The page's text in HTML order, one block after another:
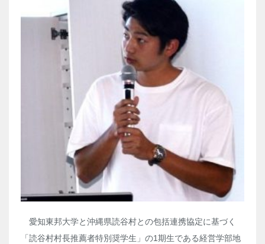
愛知東邦大学と沖縄県読谷村との包括連携協定に基づく
「読谷村村長推薦者特別奨学生」の1期生である経営学部地